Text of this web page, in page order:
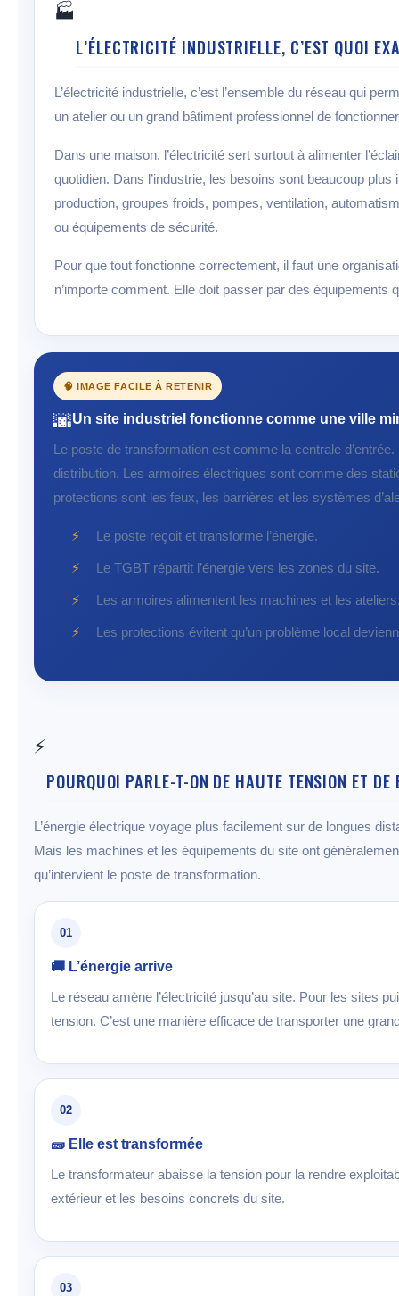
🏭
L’ÉLECTRICITÉ INDUSTRIELLE, C’EST QUOI
L’électricité industrielle, c’est l’ensemble du réseau qui
un atelier ou un grand bâtiment professionnel de
Dans une maison, l’électricité sert surtout à alimenter
quotidien. Dans l’industrie, les besoins sont beaucoup
production, groupes froids, pompes, ventilation,
ou équipements de sécurité.
Pour que tout fonctionne correctement, il faut une
n’importe comment. Elle doit passer par des équipements
🧠 IMAGE FACILE À RETENIR
🌆Un site industriel fonctionne comme une ville
Le poste de transformation est comme la centrale
distribution. Les armoires électriques sont comme des
protections sont les feux, les barrières et les systèmes
Le poste reçoit et transforme l’énergie.
Le TGBT répartit l’énergie vers les zones du site.
Les armoires alimentent les machines et les
Les protections évitent qu’un problème local
⚡
POURQUOI PARLE-T-ON DE HAUTE TENSION ET DE
L’énergie électrique voyage plus facilement sur de longues
Mais les machines et les équipements du site ont
qu’intervient le poste de transformation.
01
🚚 L’énergie arrive
Le réseau amène l’électricité jusqu’au site. Pour les sites
tension. C’est une manière efficace de transporter une
02
🧱 Elle est transformée
Le transformateur abaisse la tension pour la rendre
extérieur et les besoins concrets du site.
03